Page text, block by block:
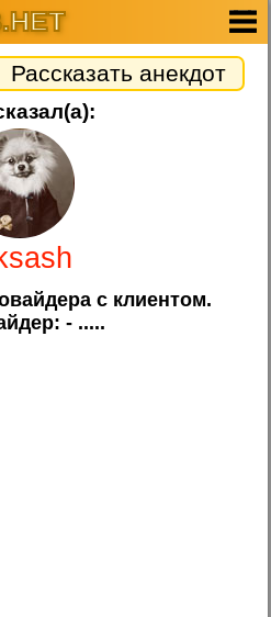
Рассказать анекдот
с клиентом.
- .....